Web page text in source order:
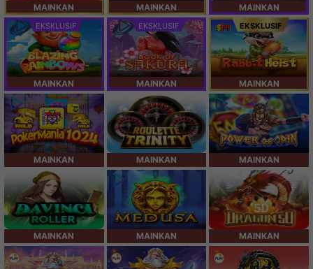
MAINKAN MAINKAN MAINKAN
EKSKLUSIF
MAINKAN
EKSKLUSIF
MAINKAN
EKSKLUSIF
MAINKAN
MAINKAN MAINKAN MAINKAN
MAINKAN MAINKAN MAINKAN